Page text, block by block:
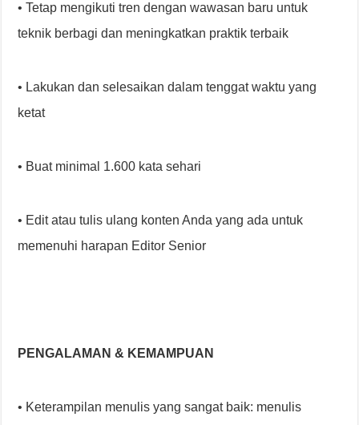
• Tetap mengikuti tren dengan wawasan baru untuk
teknik berbagi dan meningkatkan praktik terbaik
• Lakukan dan selesaikan dalam tenggat waktu yang
ketat
• Buat minimal 1.600 kata sehari
• Edit atau tulis ulang konten Anda yang ada untuk
memenuhi harapan Editor Senior
PENGALAMAN & KEMAMPUAN
• Keterampilan menulis yang sangat baik: menulis